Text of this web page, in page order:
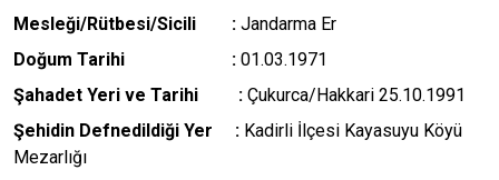
Mesleği/Rütbesi/Sicili : Jandarma Er
Doğum Tarihi : 01.03.1971
Şahadet Yeri ve Tarihi : Çukurca/Hakkari 25.10.1991
Şehidin Defnedildiği Yer : Kadirli İlçesi Kayasuyu Köyü
Mezarlığı